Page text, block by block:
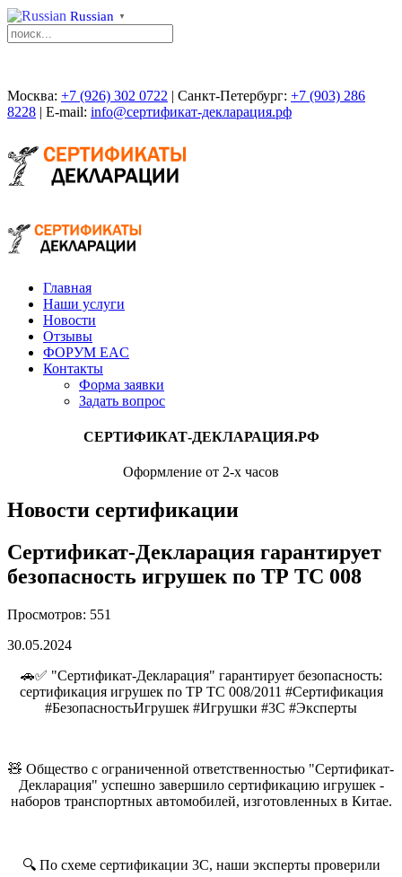
Russian ▼
Москва: +7 (926) 302 0722 | Санкт-Петербург: +7 (903) 286
8228 | E-mail: info@сертификат-декларация.рф
Главная
Наши услуги
Новости
Отзывы
ФОРУМ EAC
Контакты
Форма заявки
Задать вопрос
СЕРТИФИКАТ-ДЕКЛАРАЦИЯ.РФ
Оформление от 2-х часов
Новости сертификации
Сертификат-Декларация гарантирует
безопасность игрушек по ТР ТС 008
Просмотров: 551
30.05.2024
🚗✅ "Сертификат-Декларация" гарантирует безопасность:
сертификация игрушек по ТР ТС 008/2011 #Сертификация
#БезопасностьИгрушек #Игрушки #3С #Эксперты
🧸 Общество с ограниченной ответственностью "Сертификат-
Декларация" успешно завершило сертификацию игрушек -
наборов транспортных автомобилей, изготовленных в Китае.
🔍 По схеме сертификации 3С, наши эксперты проверили